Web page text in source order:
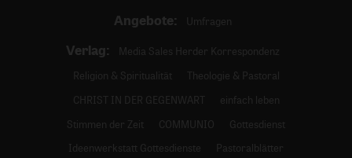
Angebote: Umfragen
Verlag:
Media Sales Herder Korrespondenz
Religion & Spiritualität
Theologie & Pastoral
CHRIST IN DER GEGENWART
einfach leben
Stimmen der Zeit
COMMUNIO
Gottesdienst
Ideenwerkstatt Gottesdienste
Pastoralblätter